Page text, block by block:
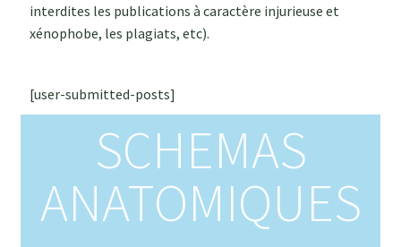
interdites les publications à caractère injurieuse et
xénophobe, les plagiats, etc).
[user-submitted-posts]
SCHEMAS
ANATOMIQUES